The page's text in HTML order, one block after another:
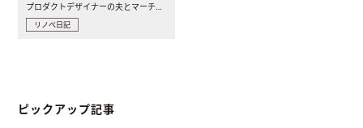
プロダクトデザイナーの夫とマーチャンダイザーの妻が、夫婦で..
リノベ日記
ピックアップ記事